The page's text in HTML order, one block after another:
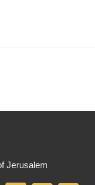
Jerusalem